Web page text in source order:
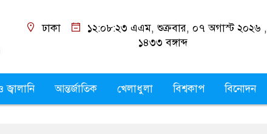
ঢাকা ১২:০৮:২৪ এএম, শুক্রবার, ০৭ অগাস্ট ২০২৬ ,
১৪৩৩ বঙ্গাব্দ
আন্তর্জাতিক খেলাধুলা বিশ্বকাপ বিনোদন